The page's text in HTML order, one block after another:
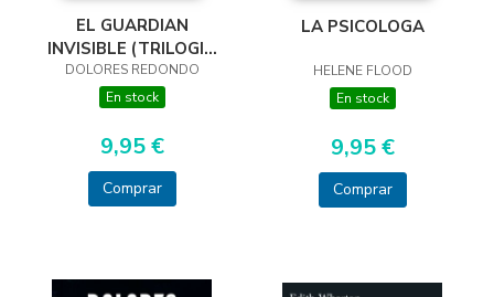
EL GUARDIAN
INVISIBLE (TRILOGIA
DEL BAZTAN, 1)
DOLORES REDONDO
En stock
9,95 €
Comprar
LA PSICOLOGA
HELENE FLOOD
En stock
9,95 €
Comprar